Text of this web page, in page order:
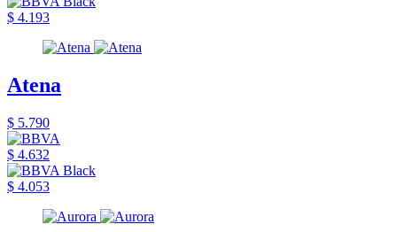
$ 4.193
Atena
$ 5.790
$ 4.632
$ 4.053